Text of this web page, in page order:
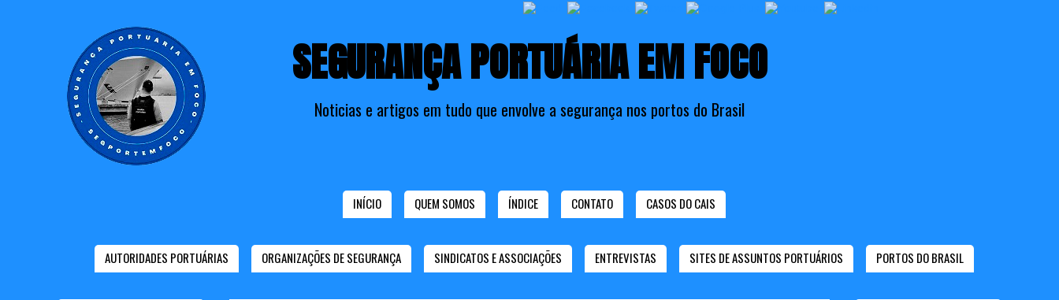
SEGURANÇA PORTUÁRIA EM FOCO
Noticias e artigos em tudo que envolve a segurança nos portos do Brasil
INÍCIO QUEM SOMOS ÍNDICE CONTATO CASOS DO CAIS
AUTORIDADES PORTUÁRIAS ORGANIZAÇÕES DE SEGURANÇA SINDICATOS E ASSOCIAÇÕES ENTREVISTAS SITES DE ASSUNTOS PORTUÁRIOS PORTOS DO BRASIL